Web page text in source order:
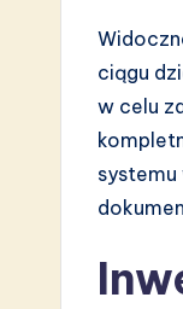
ti
ciągu
w celu